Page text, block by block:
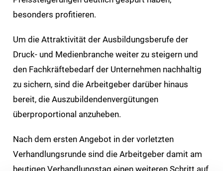
besonders profitieren.
Um die Attraktivität der Ausbildungsberufe der
Druck- und Medienbranche weiter zu steigern und
den Fachkräftebedarf der Unternehmen nachhaltig
zu sichern, sind die Arbeitgeber darüber hinaus
bereit, die Auszubildendenvergütungen
überproportional anzuheben.
Nach dem ersten Angebot in der vorletzten
Verhandlungsrunde sind die Arbeit­geber damit am
heutigen Verhandlungstag einen weiteren Schritt auf